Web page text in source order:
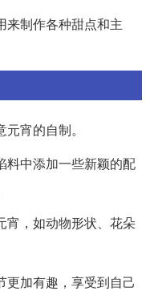
来制作各种甜点和主
宵的自制。
料中添加一些新颖的配
宵，如动物形状、花朵
更加有趣，享受到自己